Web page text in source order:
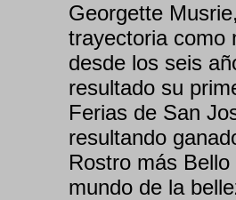
Georgette
trayectoria como
desde los seis
resultado su
Ferias de San
resultando
Rostro más
mundo de la